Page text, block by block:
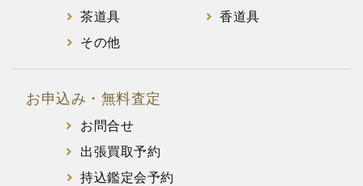
茶道具
香道具
その他
お申込み・無料査定
お問合せ
出張買取予約
持込鑑定会予約